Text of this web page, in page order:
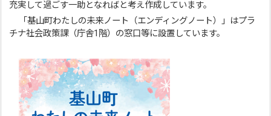
充実して過ごす一助となればと考え作成しています。
「基山町わたしの未来ノート（エンディングノート）」はプラ
チナ社会政策課（庁舎1階）の窓口等に設置しています。